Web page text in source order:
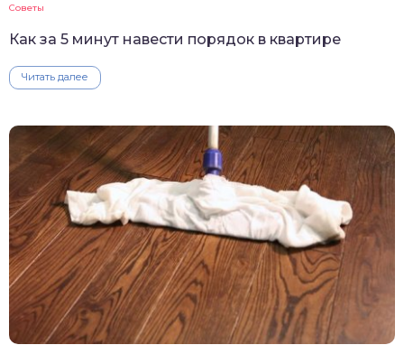
Советы
Как за 5 минут навести порядок в квартире
Читать далее